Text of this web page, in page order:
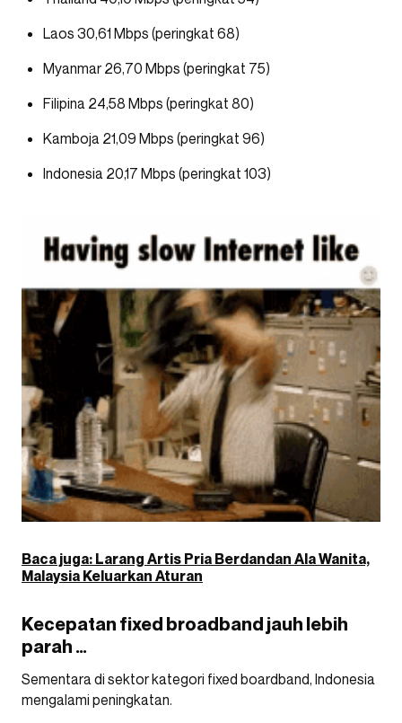
Laos 30,61 Mbps (peringkat 68)
Myanmar 26,70 Mbps (peringkat 75)
Filipina 24,58 Mbps (peringkat 80)
Kamboja 21,09 Mbps (peringkat 96)
Indonesia 20,17 Mbps (peringkat 103)
Baca juga: Larang Artis Pria Berdandan Ala Wanita,
Malaysia Keluarkan Aturan
Kecepatan fixed broadband jauh lebih
parah …
Sementara di sektor kategori fixed boardband, Indonesia
mengalami peningkatan.